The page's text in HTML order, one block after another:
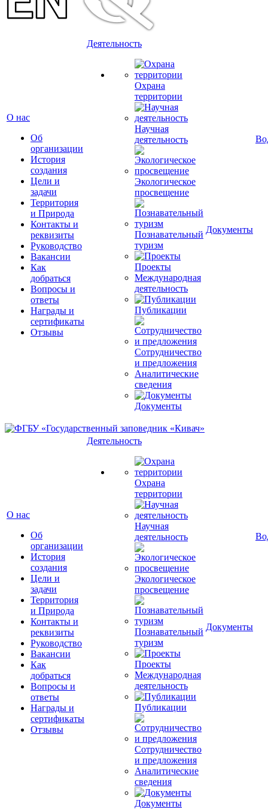
О нас
Об
организации
История
создания
Цели и
задачи
Территория
и Природа
Контакты и
реквизиты
Руководство
Вакансии
Как
добраться
Вопросы и
ответы
Награды и
сертификаты
Отзывы
Деятельность
Охрана
территории
Научная
деятельность
Экологическое
просвещение
Познавательный
туризм
Проекты
Международная
деятельность
Публикации
Сотрудничество
и предложения
Аналитические
сведения
Документы
Документы
О нас
Об
организации
История
создания
Цели и
задачи
Территория
и Природа
Контакты и
реквизиты
Руководство
Вакансии
Как
добраться
Вопросы и
ответы
Награды и
сертификаты
Отзывы
Деятельность
Охрана
территории
Научная
деятельность
Экологическое
просвещение
Познавательный
туризм
Проекты
Международная
деятельность
Публикации
Сотрудничество
и предложения
Аналитические
сведения
Документы
Документы